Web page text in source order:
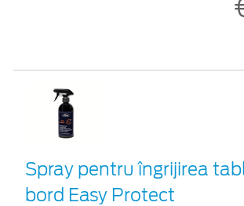
Spray pentru îngrijirea
bord Easy Protect